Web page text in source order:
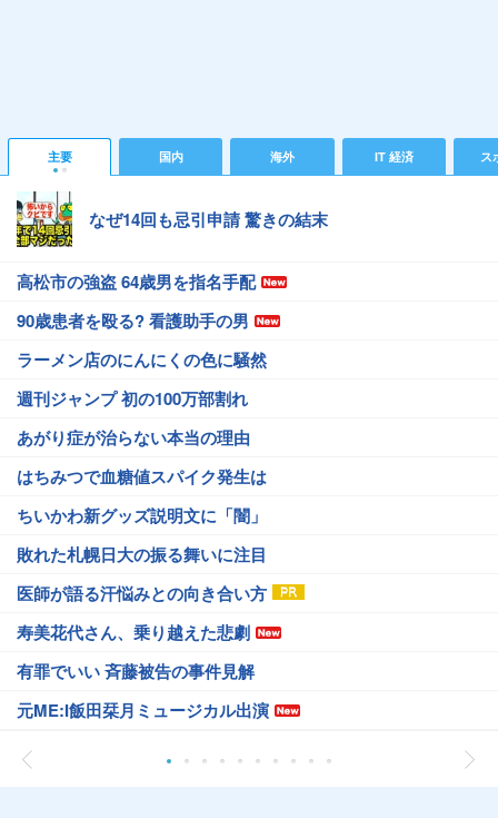
主要 国内 海外 IT 経済 ス
なぜ14回も忌引申請 驚きの結末
高松市の強盗 64歳男を指名手配
90歳患者を殴る? 看護助手の男
ラーメン店のにんにくの色に騒然
週刊ジャンプ 初の100万部割れ
あがり症が治らない本当の理由
はちみつで血糖値スパイク発生は
ちいかわ新グッズ説明文に「闇」
敗れた札幌日大の振る舞いに注目
医師が語る汗悩みとの向き合い方
寿美花代さん、乗り越えた悲劇
有罪でいい 斉藤被告の事件見解
元ME:I飯田栞月ミュージカル出演